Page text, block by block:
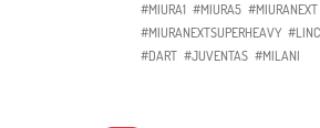
#MIURA1 #MIURA5 #MIURANEXT
#MIURANEXTSUPERHEAVY
#DART #JUVENTAS #MILANI